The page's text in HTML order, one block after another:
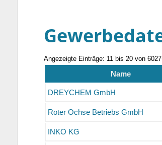
Angezeigte Einträge: 11 bis 20 von
Name
DREYCHEM GmbH
Roter Ochse Betriebs GmbH
INKO KG